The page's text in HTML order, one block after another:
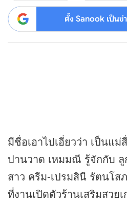
ตั้ง Sanook เป็นข่
มีชื่อเอาไปเอี่ยวว่า เป็นแ
ปานวาด เหมมณี รู้จักกับ
สาว ครีม-เปรมสินี รัตนโส
ที่งานเปิดตัวร้านเสริมสวย